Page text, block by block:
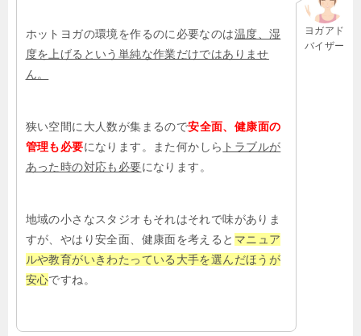
ヨガアド
バイザー
ホットヨガの環境を作るのに必要なのは温度、湿
度を上げるという単純な作業だけではありませ
ん。
狭い空間に大人数が集まるので安全面、健康面の
管理も必要になります。また何かしら トラブルが
あった時の対応も必要になります。
地域の小さなスタジオもそれはそれで味がありま
すが、やはり安全面、健康面を考えると マニュア
ルや教育がいきわたっている大手を選んだほうが
安心ですね。